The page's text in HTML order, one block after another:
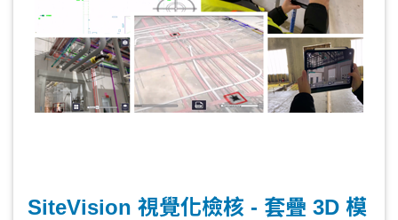
相結合，視覺化地看到各個構件的位置、尺
寸和模型與現況的相對關係。
SiteVision 視覺化檢核 - 套疊 3D 模